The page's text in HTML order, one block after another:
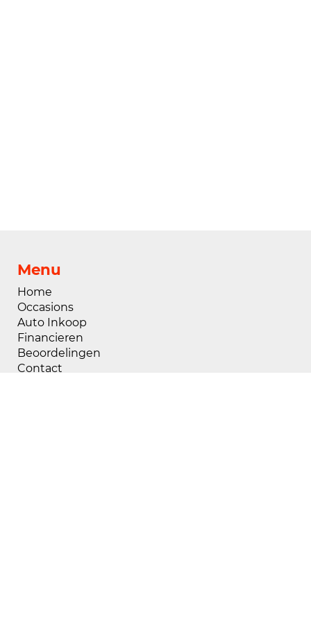
Menu
Home
Occasions
Auto Inkoop
Financieren
Beoordelingen
Contact